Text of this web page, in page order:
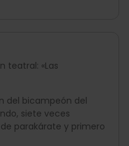
teatral: «Las
del bicampeón del
siete veces
parakárate y primero